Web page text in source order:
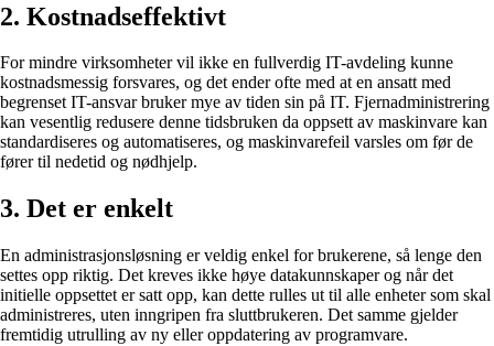
2. Kostnadseffektivt
For mindre virksomheter vil ikke en fullverdig IT-avdeling kunne
kostnadsmessig forsvares, og det ender ofte med at en ansatt med
begrenset IT-ansvar bruker mye av tiden sin på IT. Fjernadministrering
kan vesentlig redusere denne tidsbruken da oppsett av maskinvare kan
standardiseres og automatiseres, og maskinvarefeil varsles om før de
fører til nedetid og nødhjelp.
3. Det er enkelt
En administrasjonsløsning er veldig enkel for brukerene, så lenge den
settes opp riktig. Det kreves ikke høye datakunnskaper og når det
initielle oppsettet er satt opp, kan dette rulles ut til alle enheter som skal
administreres, uten inngripen fra sluttbrukeren. Det samme gjelder
fremtidig utrulling av ny eller oppdatering av programvare.